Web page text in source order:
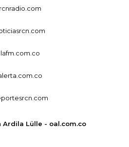
rcnradio.com
lafm.com.co
Ardila Lülle - oal.com.co